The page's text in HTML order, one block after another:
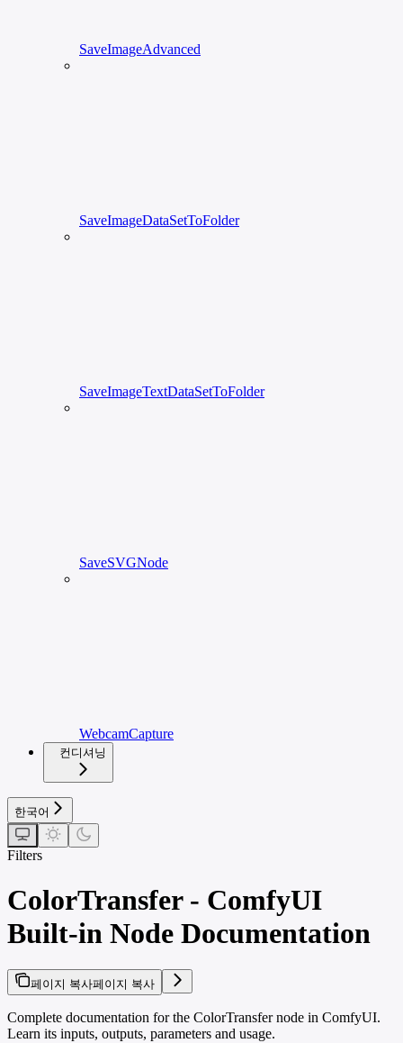
SaveImageAdvanced
SaveImageDataSetToFolder
SaveImageTextDataSetToFolder
SaveSVGNode
WebcamCapture
컨디셔닝
한국어
Filters
ColorTransfer - ComfyUI
Built-in Node Documentation
페이지 복사페이지 복사
Complete documentation for the ColorTransfer node in ComfyUI.
Learn its inputs, outputs, parameters and usage.